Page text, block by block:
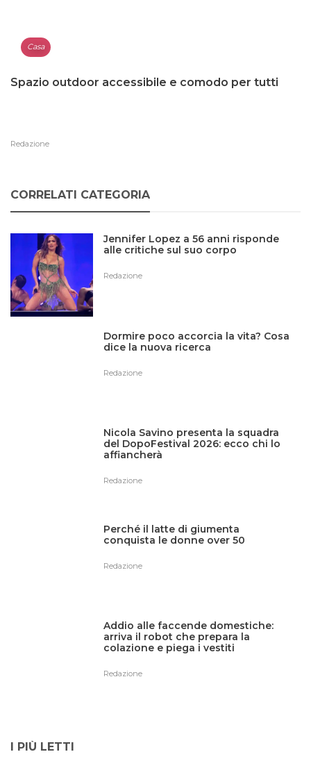
Casa
Spazio outdoor accessibile e comodo per tutti
Redazione
CORRELATI CATEGORIA
Jennifer Lopez a 56 anni risponde
alle critiche sul suo corpo
Redazione
Dormire poco accorcia la vita? Cosa
dice la nuova ricerca
Redazione
Nicola Savino presenta la squadra
del DopoFestival 2026: ecco chi lo
affiancherà
Redazione
Perché il latte di giumenta
conquista le donne over 50
Redazione
Addio alle faccende domestiche:
arriva il robot che prepara la
colazione e piega i vestiti
Redazione
I PIÙ LETTI